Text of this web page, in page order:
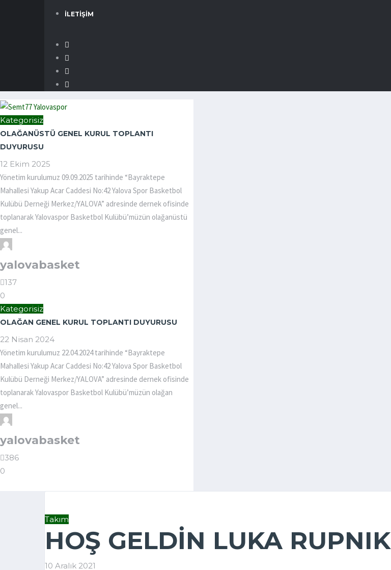
İLETIŞIM
Kategorisiz
OLAĞANÜSTÜ GENEL KURUL TOPLANTI
DUYURUSU
12 Ekim 2025
Yönetim kurulumuz 09.09.2025 tarihinde “Bayraktepe
Mahallesi Yakup Acar Caddesi No:42 Yalova Spor Basketbol
Kulübü Derneği Merkez/YALOVA” adresinde dernek ofisinde
toplanarak Yalovaspor Basketbol Kulübü’müzün olağanüstü
genel...
yalovabasket
137
0
Kategorisiz
OLAĞAN GENEL KURUL TOPLANTI DUYURUSU
22 Nisan 2024
Yönetim kurulumuz 22.04.2024 tarihinde “Bayraktepe
Mahallesi Yakup Acar Caddesi No:42 Yalova Spor Basketbol
Kulübü Derneği Merkez/YALOVA” adresinde dernek ofisinde
toplanarak Yalovaspor Basketbol Kulübü’müzün olağan
genel...
yalovabasket
386
0
Takım
HOŞ GELDIN LUKA RUPNIK
10 Aralık 2021